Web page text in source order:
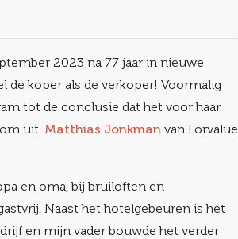
2023 na 77 jaar in nieuwe
de koper als de verkoper! Voormalig
tot de conclusie dat het voor haar
uit. Matthias Jonkman van Forvalue
en oma, bij bruiloften en
Naast het hotelgebeuren is het
en mijn vader bouwde het verder